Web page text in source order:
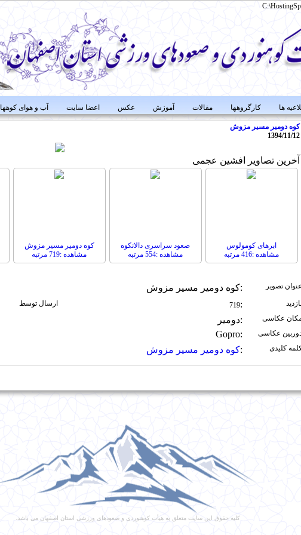
ها کارگروهها مقالات آموزش عکس اعضا سایت آب و هوای کوهها
کوه دومیر مسیر مزوش
1394/11/12
آخرین تصاویر افشین عجمی
ابرهای کومولوس
مشاهده :416 مرتبه
صعود سراسری دالانکوه
مشاهده :554 مرتبه
کوه دومیر مسیر مزوش
مشاهده :719 مرتبه
عنوان تصویر :کوه دومیر مسیر مزوش
:
719
عکاسی
:دومیر
عکاسی :
Gopro
کلیدی :کوه دومیر مسیر مزوش
ارسال توسط
کلیه حقوق این سایت متعلق به هیأت کوهنوردی و صعودهای ورزشی استان اصفهان می باشد.